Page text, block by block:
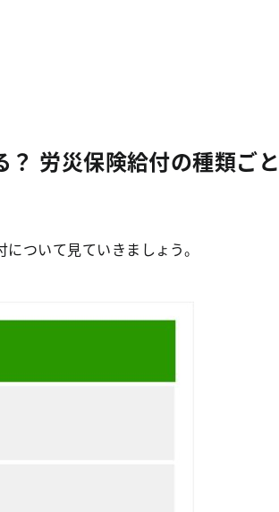
労災保険給付の種類ごと
ついて見ていきましょう。